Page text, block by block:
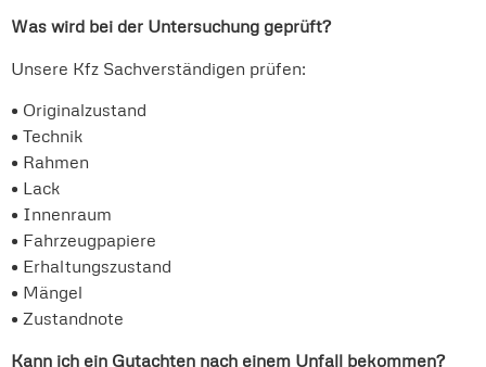
Was wird bei der Untersuchung geprüft?
Unsere Kfz Sachverständigen prüfen:
• Originalzustand
• Technik
• Rahmen
• Lack
• Innenraum
• Fahrzeugpapiere
• Erhaltungszustand
• Mängel
• Zustandnote
Kann ich ein Gutachten nach einem Unfall bekommen?